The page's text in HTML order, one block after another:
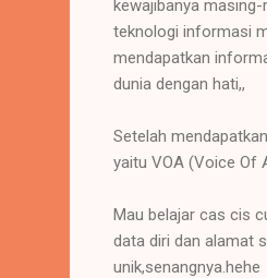
kewajibanya
teknologi informasi
mendapatkan
dunia dengan hati,,
Setelah
yaitu VOA (Voice Of
Mau belajar cas cis
data diri dan alamat
unik,senangnya.hehe